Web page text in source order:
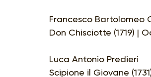
Francesco Bartolomeo
Don Chisciotte (1719) |
Luca Antonio Predieri
Scipione il Giovane